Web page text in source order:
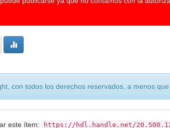
con todos los derechos reservados, a menos
este ítem: https://hdl.handle.net/